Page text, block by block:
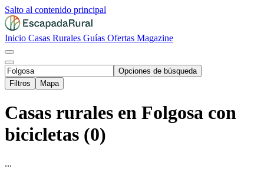
Salto al contenido principal
Inicio Casas Rurales Guías Ofertas Magazine
Opciones de búsqueda
Filtros
Mapa
Casas rurales en Folgosa con
bicicletas (0)
...